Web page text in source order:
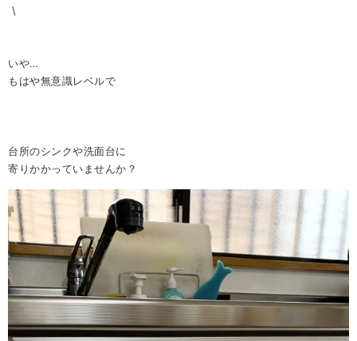
\
いや…
もはや無意識レベルで
台所のシンクや洗面台に
寄りかかっていませんか？